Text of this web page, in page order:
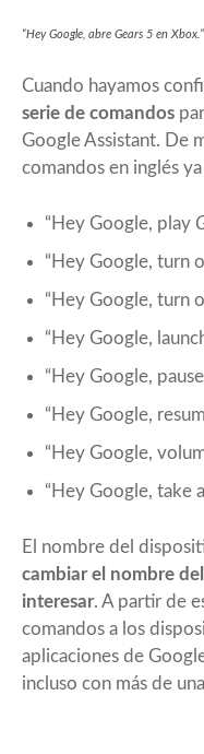
“Hey Google, abre Gears 5 en Xbox.”
Cuando hayamos
serie de comandos
Google Assistant. De
comandos en inglés
“Hey Google, play
“Hey Google, turn
“Hey Google, turn
“Hey Google,
“Hey Google,
“Hey Google,
“Hey Google,
“Hey Google, take
El nombre del
cambiar el nombre
interesar. A partir de
comandos a los
aplicaciones de
incluso con más de